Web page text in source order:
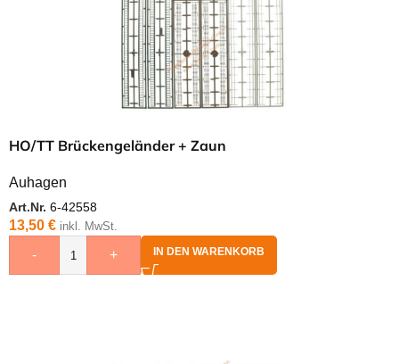
HO/TT Brückengeländer + Zaun
Auhagen
Art.Nr. 6-42558
13,50 € inkl. MwSt.
- + IN DEN WARENKORB